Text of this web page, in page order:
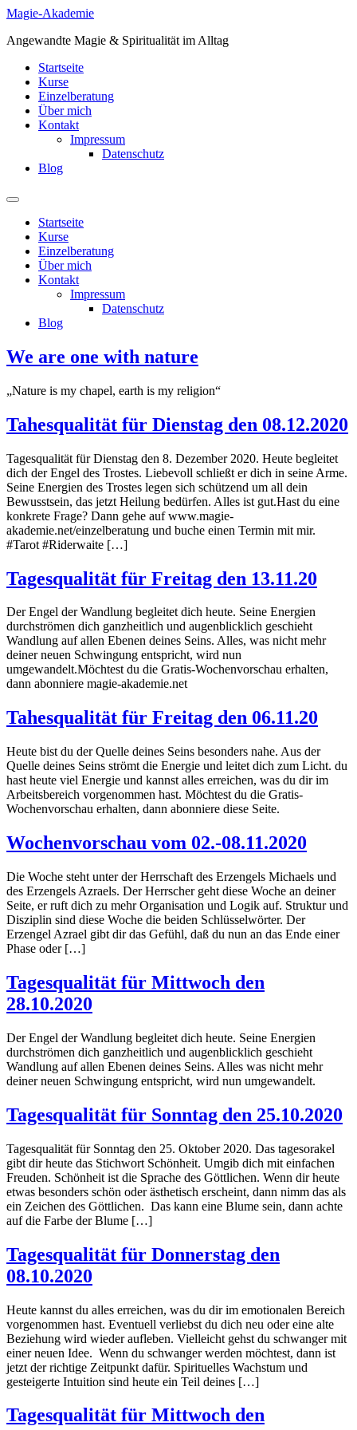
Zum
springen
Magie-Akademie
Angewandte Magie & Spiritualität im Alltag
Startseite
Kurse
Einzelberatung
Über mich
Kontakt
Impressum
Datenschutz
Blog
Startseite
Kurse
Einzelberatung
Über mich
Kontakt
Impressum
Datenschutz
Blog
We are one with nature
„Nature is my chapel, earth is my religion“
Tahesqualität für Dienstag den 08.12.2020
Tagesqualität für Dienstag den 8. Dezember 2020. Heute begleitet
dich der Engel des Trostes. Liebevoll schließt er dich in seine Arme.
Seine Energien des Trostes legen sich schützend um all dein
Bewusstsein, das jetzt Heilung bedürfen. Alles ist gut.Hast du eine
konkrete Frage? Dann gehe auf www.magie-
akademie.net/einzelberatung und buche einen Termin mit mir.
#Tarot #Riderwaite […]
Tagesqualität für Freitag den 13.11.20
Der Engel der Wandlung begleitet dich heute. Seine Energien
durchströmen dich ganzheitlich und augenblicklich geschieht
Wandlung auf allen Ebenen deines Seins. Alles, was nicht mehr
deiner neuen Schwingung entspricht, wird nun
umgewandelt.Möchtest du die Gratis-Wochenvorschau erhalten,
dann abonniere magie-akademie.net
Tahesqualität für Freitag den 06.11.20
Heute bist du der Quelle deines Seins besonders nahe. Aus der
Quelle deines Seins strömt die Energie und leitet dich zum Licht. du
hast heute viel Energie und kannst alles erreichen, was du dir im
Arbeitsbereich vorgenommen hast. Möchtest du die Gratis-
Wochenvorschau erhalten, dann abonniere diese Seite.
Wochenvorschau vom 02.-08.11.2020
Die Woche steht unter der Herrschaft des Erzengels Michaels und
des Erzengels Azraels. Der Herrscher geht diese Woche an deiner
Seite, er ruft dich zu mehr Organisation und Logik auf. Struktur und
Disziplin sind diese Woche die beiden Schlüsselwörter. Der
Erzengel Azrael gibt dir das Gefühl, daß du nun an das Ende einer
Phase oder […]
Tagesqualität für Mittwoch den
28.10.2020
Der Engel der Wandlung begleitet dich heute. Seine Energien
durchströmen dich ganzheitlich und augenblicklich geschieht
Wandlung auf allen Ebenen deines Seins. Alles was nicht mehr
deiner neuen Schwingung entspricht, wird nun umgewandelt.
Tagesqualität für Sonntag den 25.10.2020
Tagesqualität für Sonntag den 25. Oktober 2020. Das tagesorakel
gibt dir heute das Stichwort Schönheit. Umgib dich mit einfachen
Freuden. Schönheit ist die Sprache des Göttlichen. Wenn dir heute
etwas besonders schön oder ästhetisch erscheint, dann nimm das als
ein Zeichen des Göttlichen. Das kann eine Blume sein, dann achte
auf die Farbe der Blume […]
Tagesqualität für Donnerstag den
08.10.2020
Heute kannst du alles erreichen, was du dir im emotionalen Bereich
vorgenommen hast. Eventuell verliebst du dich neu oder eine alte
Beziehung wird wieder aufleben. Vielleicht gehst du schwanger mit
einer neuen Idee. Wenn du schwanger werden möchtest, dann ist
jetzt der richtige Zeitpunkt dafür. Spirituelles Wachstum und
gesteigerte Intuition sind heute ein Teil deines […]
Tagesqualität für Mittwoch den